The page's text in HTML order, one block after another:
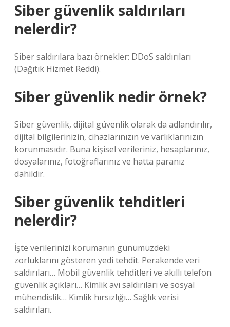
Siber güvenlik saldırıları
nelerdir?
Siber saldırılara bazı örnekler: DDoS saldırıları
(Dağıtık Hizmet Reddi).
Siber güvenlik nedir örnek?
Siber güvenlik, dijital güvenlik olarak da adlandırılır,
dijital bilgilerinizin, cihazlarınızın ve varlıklarınızın
korunmasıdır. Buna kişisel verileriniz, hesaplarınız,
dosyalarınız, fotoğraflarınız ve hatta paranız
dahildir.
Siber güvenlik tehditleri
nelerdir?
İşte verilerinizi korumanın günümüzdeki
zorluklarını gösteren yedi tehdit. Perakende veri
saldırıları… Mobil güvenlik tehditleri ve akıllı telefon
güvenlik açıkları… Kimlik avı saldırıları ve sosyal
mühendislik… Kimlik hırsızlığı… Sağlık verisi
saldırıları.